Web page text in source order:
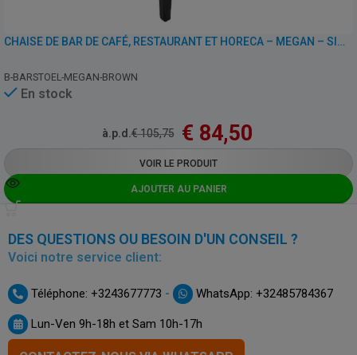
CHAISE DE BAR DE CAFÉ, RESTAURANT ET HORECA – MEGAN – SIMILI CUIR
B-BARSTOEL-MEGAN-BROWN
En stock
à.p.d.€105,75 € 84,50
VOIR LE PRODUIT
AJOUTER AU PANIER
DES QUESTIONS OU BESOIN D'UN CONSEIL ?
Voici notre service client:
Téléphone: +3243677773 - WhatsApp: +32485784367
Lun-Ven 9h-18h et Sam 10h-17h